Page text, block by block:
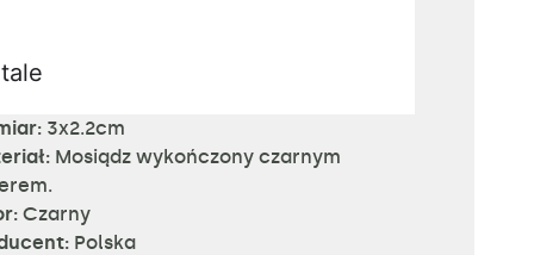
3x2.2cm
Mosiądz wykończony czarnym
Czarny
Polska